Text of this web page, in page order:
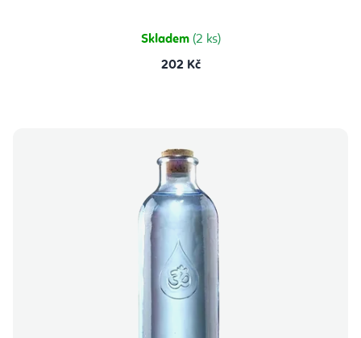
hvězdiček.
Skladem (2 ks)
202 Kč